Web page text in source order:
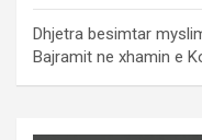
Dhjetra besimtar
Bajramit ne xhamin e